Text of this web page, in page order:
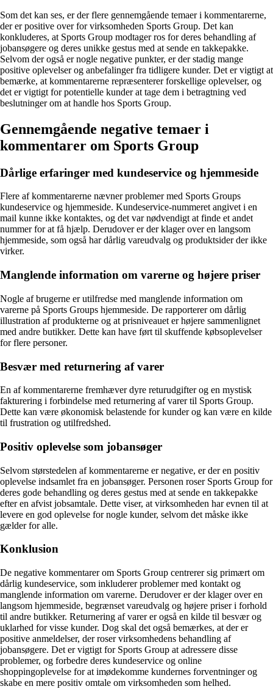
Som det kan ses, er der flere gennemgående temaer i kommentarerne,
der er positive over for virksomheden Sports Group. Det kan
konkluderes, at Sports Group modtager ros for deres behandling af
jobansøgere og deres unikke gestus med at sende en takkepakke.
Selvom der også er nogle negative punkter, er der stadig mange
positive oplevelser og anbefalinger fra tidligere kunder. Det er vigtigt at
bemærke, at kommentarerne repræsenterer forskellige oplevelser, og
det er vigtigt for potentielle kunder at tage dem i betragtning ved
beslutninger om at handle hos Sports Group.
Gennemgående negative temaer i
kommentarer om Sports Group
Dårlige erfaringer med kundeservice og hjemmeside
Flere af kommentarerne nævner problemer med Sports Groups
kundeservice og hjemmeside. Kundeservice-nummeret angivet i en
mail kunne ikke kontaktes, og det var nødvendigt at finde et andet
nummer for at få hjælp. Derudover er der klager over en langsom
hjemmeside, som også har dårlig vareudvalg og produktsider der ikke
virker.
Manglende information om varerne og højere priser
Nogle af brugerne er utilfredse med manglende information om
varerne på Sports Groups hjemmeside. De rapporterer om dårlig
illustration af produkterne og at prisniveauet er højere sammenlignet
med andre butikker. Dette kan have ført til skuffende købsoplevelser
for flere personer.
Besvær med returnering af varer
En af kommentarerne fremhæver dyre returudgifter og en mystisk
fakturering i forbindelse med returnering af varer til Sports Group.
Dette kan være økonomisk belastende for kunder og kan være en kilde
til frustration og utilfredshed.
Positiv oplevelse som jobansøger
Selvom størstedelen af kommentarerne er negative, er der en positiv
oplevelse indsamlet fra en jobansøger. Personen roser Sports Group for
deres gode behandling og deres gestus med at sende en takkepakke
efter en afvist jobsamtale. Dette viser, at virksomheden har evnen til at
levere en god oplevelse for nogle kunder, selvom det måske ikke
gælder for alle.
Konklusion
De negative kommentarer om Sports Group centrerer sig primært om
dårlig kundeservice, som inkluderer problemer med kontakt og
manglende information om varerne. Derudover er der klager over en
langsom hjemmeside, begrænset vareudvalg og højere priser i forhold
til andre butikker. Returnering af varer er også en kilde til besvær og
uklarhed for visse kunder. Dog skal det også bemærkes, at der er
positive anmeldelser, der roser virksomhedens behandling af
jobansøgere. Det er vigtigt for Sports Group at adressere disse
problemer, og forbedre deres kundeservice og online
shoppingoplevelse for at imødekomme kundernes forventninger og
skabe en mere positiv omtale om virksomheden som helhed.